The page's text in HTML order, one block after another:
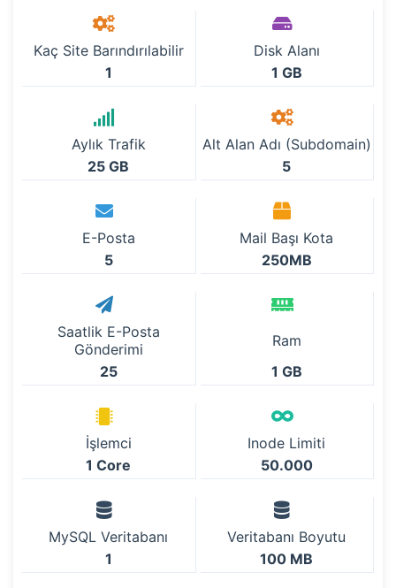
Kaç Site Barındırılabilir
1
Disk Alanı
1 GB
Aylık Trafik
25 GB
Alt Alan Adı (Subdomain)
5
E-Posta
5
Mail Başı Kota
250MB
Saatlik E-Posta
Gönderimi
25
Ram
1 GB
İşlemci
1 Core
Inode Limiti
50.000
MySQL Veritabanı
1
Veritabanı Boyutu
100 MB